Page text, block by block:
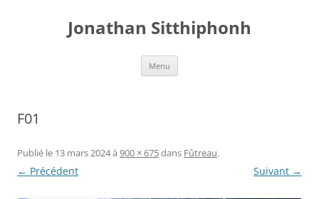
Jonathan Sitthiphonh
Menu
F01
Publié le 13 mars 2024à 900 × 675dans Fûtreau.
← Précédent Suivant →